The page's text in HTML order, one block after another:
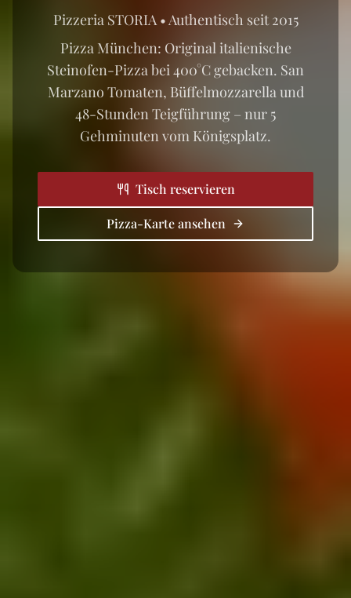
Pizzeria STORIA • Authentisch seit 2015
Pizza München: Original italienische
Steinofen-Pizza bei 400°C gebacken. San
Marzano Tomaten, Büffelmozzarella und
48-Stunden Teigführung – nur 5
Gehminuten vom Königsplatz.
Tisch reservieren
Pizza-Karte ansehen